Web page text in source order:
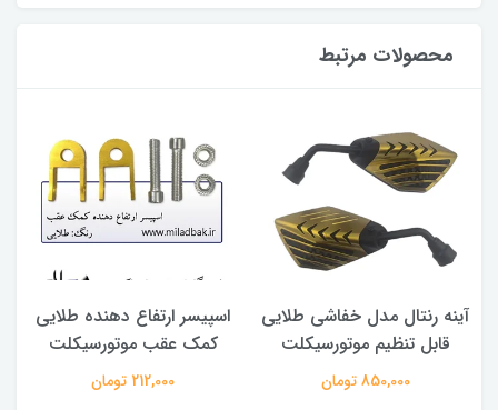
محصولات مرتبط
آینه رنتال مدل خفاشی طلایی
قابل تنظیم موتورسیکلت
850,000 تومان
اسپیسر ارتفاع دهنده طلایی
کمک عقب موتورسیکلت
212,000 تومان